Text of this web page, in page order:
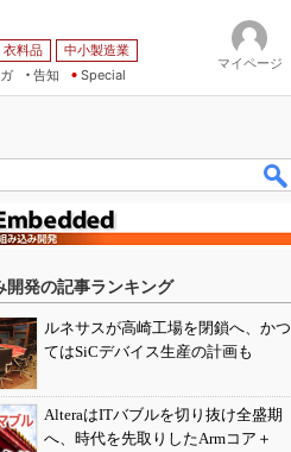
衣料品
中小製造業
告知 Special
マイページ
開発の記事ランキング
ルネサスが高崎工場を閉鎖へ、かつ
てはSiCデバイス生産の計画も
AlteraはITバブルを切り抜け全盛期
へ、時代を先取りしたArmコア＋